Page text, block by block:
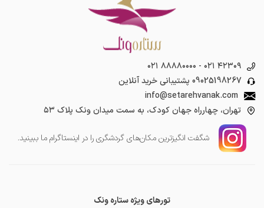
۰۲۱ ۸۸۸۸۰۰۰۰ - ۰۲۱ ۴۲۳۰۹
09025198267 پشتیبانی خرید آنلاین
info@setarehvanak.com
تهران، چهارراه جهان کودک، به سمت میدان ونک پلاک ۵۳
شگفت انگیز‌ترین مکان‌های گردشگری را در اینستاگرام ما ببینید.
تورهای ویژه ستاره ونک